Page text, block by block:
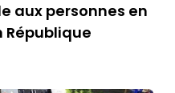
aux personnes en